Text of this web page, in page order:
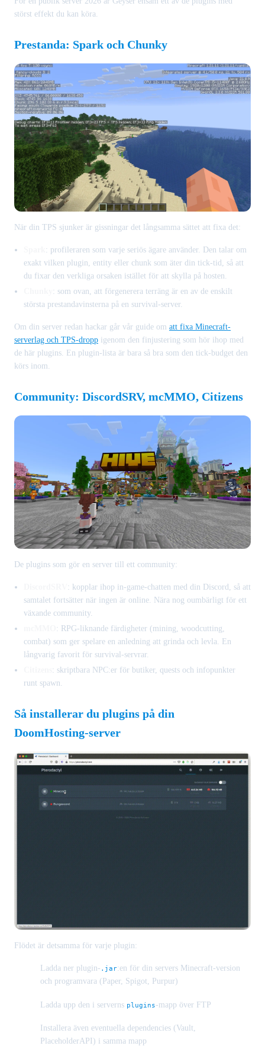
störst effekt du kan köra.
Prestanda: Spark och Chunky
När din TPS sjunker är gissningar det långsamma sättet att fixa det:
: profileraren som varje seriös ägare använder. Den talar om
exakt vilken plugin, entity eller chunk som äter din tick-tid, så att
du fixar den verkliga orsaken istället för att skylla på hosten.
: som ovan, att förgenerera terräng är en av de enskilt
största prestandavinsterna på en survival-server.
Om din server redan hackar går vår guide om att fixa Minecraft-
serverlag och TPS-dropp igenom den finjustering som hör ihop med
de här plugins. En plugin-lista är bara så bra som den tick-budget den
körs inom.
Community: DiscordSRV, mcMMO, Citizens
De plugins som gör en server till ett community:
: kopplar ihop in-game-chatten med din Discord, så att
samtalet fortsätter när ingen är online. Nära nog oumbärligt för ett
växande community.
: RPG-liknande färdigheter (mining, woodcutting,
combat) som ger spelare en anledning att grinda och levla. En
långvarig favorit för survival-servrar.
: skriptbara NPC:er för butiker, quests och infopunkter
runt spawn.
Så installerar du plugins på din
DoomHosting-server
Flödet är detsamma för varje plugin:
Ladda ner plugin- .jar:en för din servers Minecraft-version
och programvara (Paper, Spigot, Purpur)
Ladda upp den i serverns plugins-mapp över FTP
Installera även eventuella dependencies (Vault,
PlaceholderAPI) i samma mapp